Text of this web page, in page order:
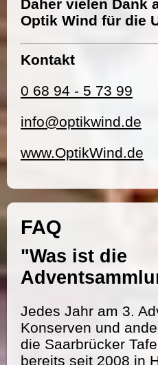
Daher vielen Dank
Optik Wind für die
Kontakt
0 68 94 - 5 73 99
info@optikwind.de
www.OptikWind.de
FAQ
"Was ist die
Jedes Jahr am 3.
Konserven und
die Saarbrücker
bereits seit 2008 in